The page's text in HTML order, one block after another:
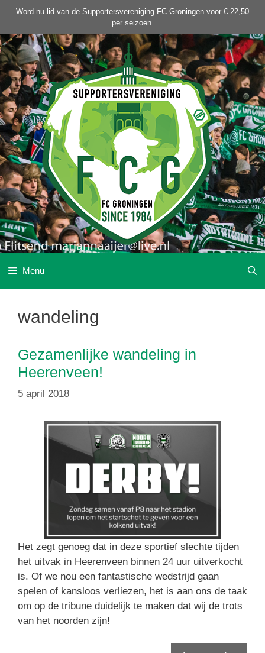
de
inhoud
Word nu lid van de Supportersvereniging FC Groningen voor € 22,50
per seizoen.
Menu
wandeling
Gezamenlijke wandeling in
Heerenveen!
5 april 2018
Het zegt genoeg dat in deze sportief slechte tijden
het uitvak in Heerenveen binnen 24 uur uitverkocht
is. Of we nou een fantastische wedstrijd gaan
spelen of kansloos verliezen, het is aan ons de taak
om op de tribune duidelijk te maken dat wij de trots
van het noorden zijn!